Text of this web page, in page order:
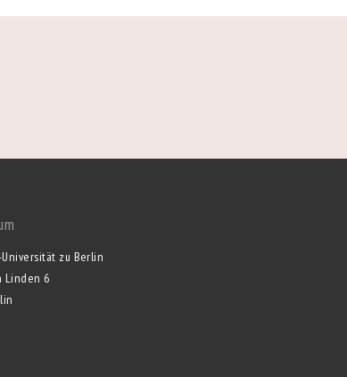
zu Berlin
Linden 6